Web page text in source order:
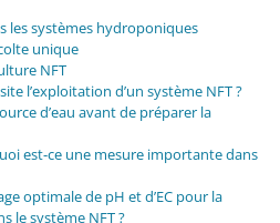
les systèmes hydroponiques
unique
NFT
l’exploitation d’un système NFT ?
d’eau avant de préparer la
est-ce une mesure importante dans
optimale de pH et d’EC pour la
le système NFT ?